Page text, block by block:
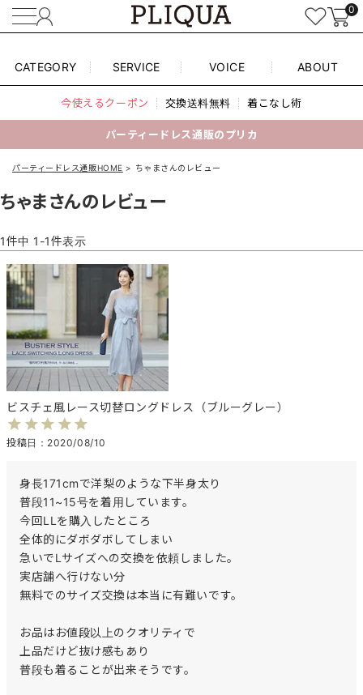
0
CATEGORY SERVICE VOICE ABOUT
今使えるクーポン 交換送料無料 着こなし術
パーティードレス通販のプリカ
パーティードレス通販HOME ちゃまさんのレビュー
ちゃまさんのレビュー
1件中 1 -1件表示
ビスチェ風レース切替ロングドレス（ブルーグレー）
投稿日 2020/08/10
身長171cmで洋梨のような下半身太り
普段11~15号を着用しています。
今回LLを購入したところ
全体的にダボダボしてしまい
急いでLサイズへの交換を依頼しました。
実店舗へ行けない分
無料でのサイズ交換は本当に有難いです。
お品はお値段以上のクオリティで
上品だけど抜け感もあり
普段も着ることが出来そうです。